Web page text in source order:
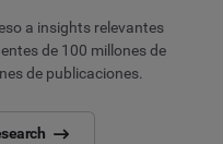
a insights relevantes
de 100 millones de
de publicaciones.